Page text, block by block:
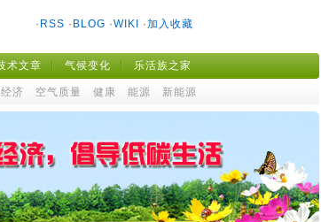
· RSS · BLOG ·WIKI ·加入收藏
术文章 气候变化 乐活族之家
济 空气质量 健康 能源 新能源